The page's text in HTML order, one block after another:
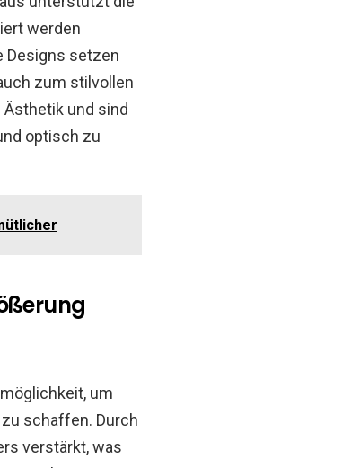
werden
Designs setzen
zum stilvollen
und sind
optisch zu
um
schaffen. Durch
verstärkt, was